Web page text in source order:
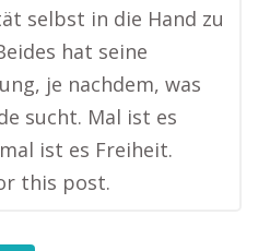
selbst in die Hand zu
hat seine
je nachdem, was
sucht. Mal ist es
ist es Freiheit.
this post.